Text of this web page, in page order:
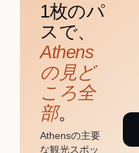
1枚のパ
スで、
Athens
の見ど
ころ全
部。
Athensの主要
な観光スポッ